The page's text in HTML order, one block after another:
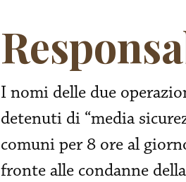
I nomi delle due
detenuti di “media
comuni per 8 ore al
fronte alle condanne